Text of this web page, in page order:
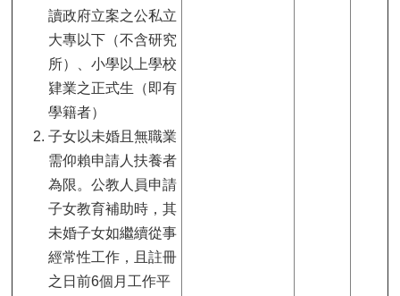
讀政府立案之公私立
大專以下（不含研究
所）、小學以上學校
肄業之正式生（即有
學籍者）
子女以未婚且無職業
需仰賴申請人扶養者
為限。公教人員申請
子女教育補助時，其
未婚子女如繼續從事
經常性工作，且註冊
之日前6個月工作平